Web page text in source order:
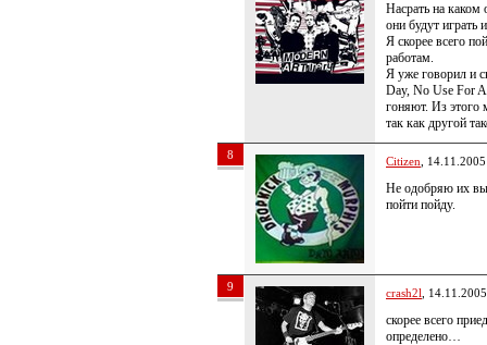
Насрать на каком
они будут играть
Я скорее всего
работам.
Я уже говорил и
Day, No Use For
гоняют. Из этого
так как другой
8 Citizen ,
Не одобряю их
пойти пойду.
9 crash2l ,
скорее всего
определено…